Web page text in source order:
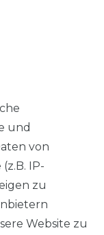
Fit -
Business
und
von
IP-
zu
Website zu